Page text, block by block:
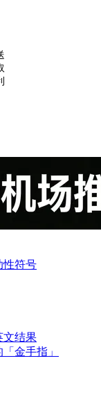
性符号
文结果
金手指」